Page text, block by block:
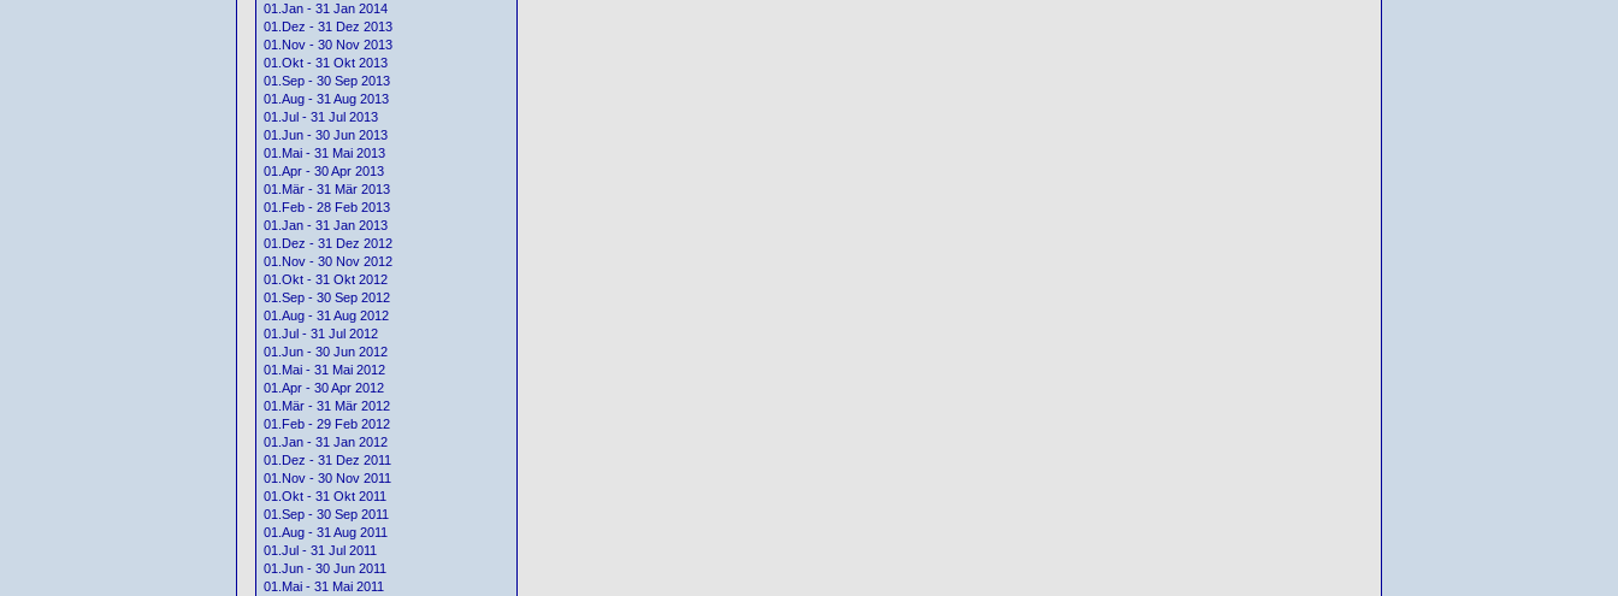
01.Jan - 31 Jan 2014
01.Dez - 31 Dez 2013
01.Nov - 30 Nov 2013
01.Okt - 31 Okt 2013
01.Sep - 30 Sep 2013
01.Aug - 31 Aug 2013
01.Jul - 31 Jul 2013
01.Jun - 30 Jun 2013
01.Mai - 31 Mai 2013
01.Apr - 30 Apr 2013
01.Mär - 31 Mär 2013
01.Feb - 28 Feb 2013
01.Jan - 31 Jan 2013
01.Dez - 31 Dez 2012
01.Nov - 30 Nov 2012
01.Okt - 31 Okt 2012
01.Sep - 30 Sep 2012
01.Aug - 31 Aug 2012
01.Jul - 31 Jul 2012
01.Jun - 30 Jun 2012
01.Mai - 31 Mai 2012
01.Apr - 30 Apr 2012
01.Mär - 31 Mär 2012
01.Feb - 29 Feb 2012
01.Jan - 31 Jan 2012
01.Dez - 31 Dez 2011
01.Nov - 30 Nov 2011
01.Okt - 31 Okt 2011
01.Sep - 30 Sep 2011
01.Aug - 31 Aug 2011
01.Jul - 31 Jul 2011
01.Jun - 30 Jun 2011
01.Mai - 31 Mai 2011